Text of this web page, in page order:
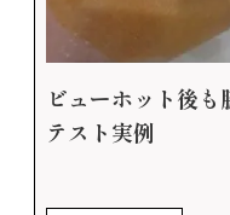
ビューホット後
テスト実例